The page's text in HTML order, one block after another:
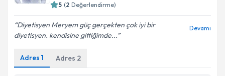
Kişisel verilerimin işlenmesine ilişkin
Metni'ni okudum ve kişisel verilerimin belirtilen
5 (2 Değerlendirme)
Diyetisyen Meryem güç gerçekten çok iyi bir
diyetisyen. kendisine gittiğimde...
Devamı
Adres 1 Adres 2